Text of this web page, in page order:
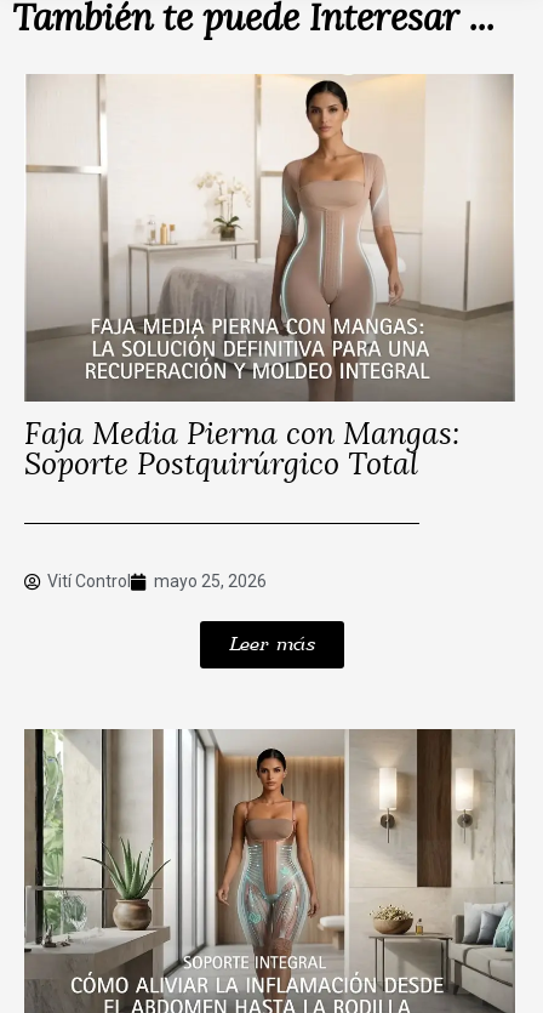
También te puede Interesar ...
Faja Media Pierna con Mangas:
Soporte Postquirúrgico Total
Vití Control mayo 25, 2026
Leer más